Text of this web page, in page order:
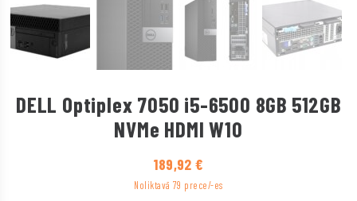
DELL Optiplex 7050 i5-6500 8GB 512GB
NVMe HDMI W10
189,92€
Noliktavā 79 prece/-es